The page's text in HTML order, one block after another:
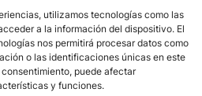
utilizamos tecnologías como las
a la información del dispositivo. El
nos permitirá procesar datos como
o las identificaciones únicas en este
puede afectar
y funciones.